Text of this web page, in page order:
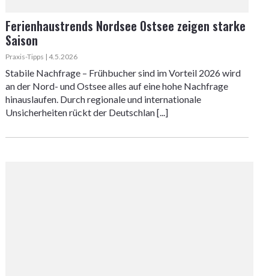
Ferienhaustrends Nordsee Ostsee zeigen starke
Saison
Praxis-Tipps | 4.5.2026
Stabile Nachfrage – Frühbucher sind im Vorteil 2026 wird
an der Nord- und Ostsee alles auf eine hohe Nachfrage
hinauslaufen. Durch regionale und internationale
Unsicherheiten rückt der Deutschlan [...]